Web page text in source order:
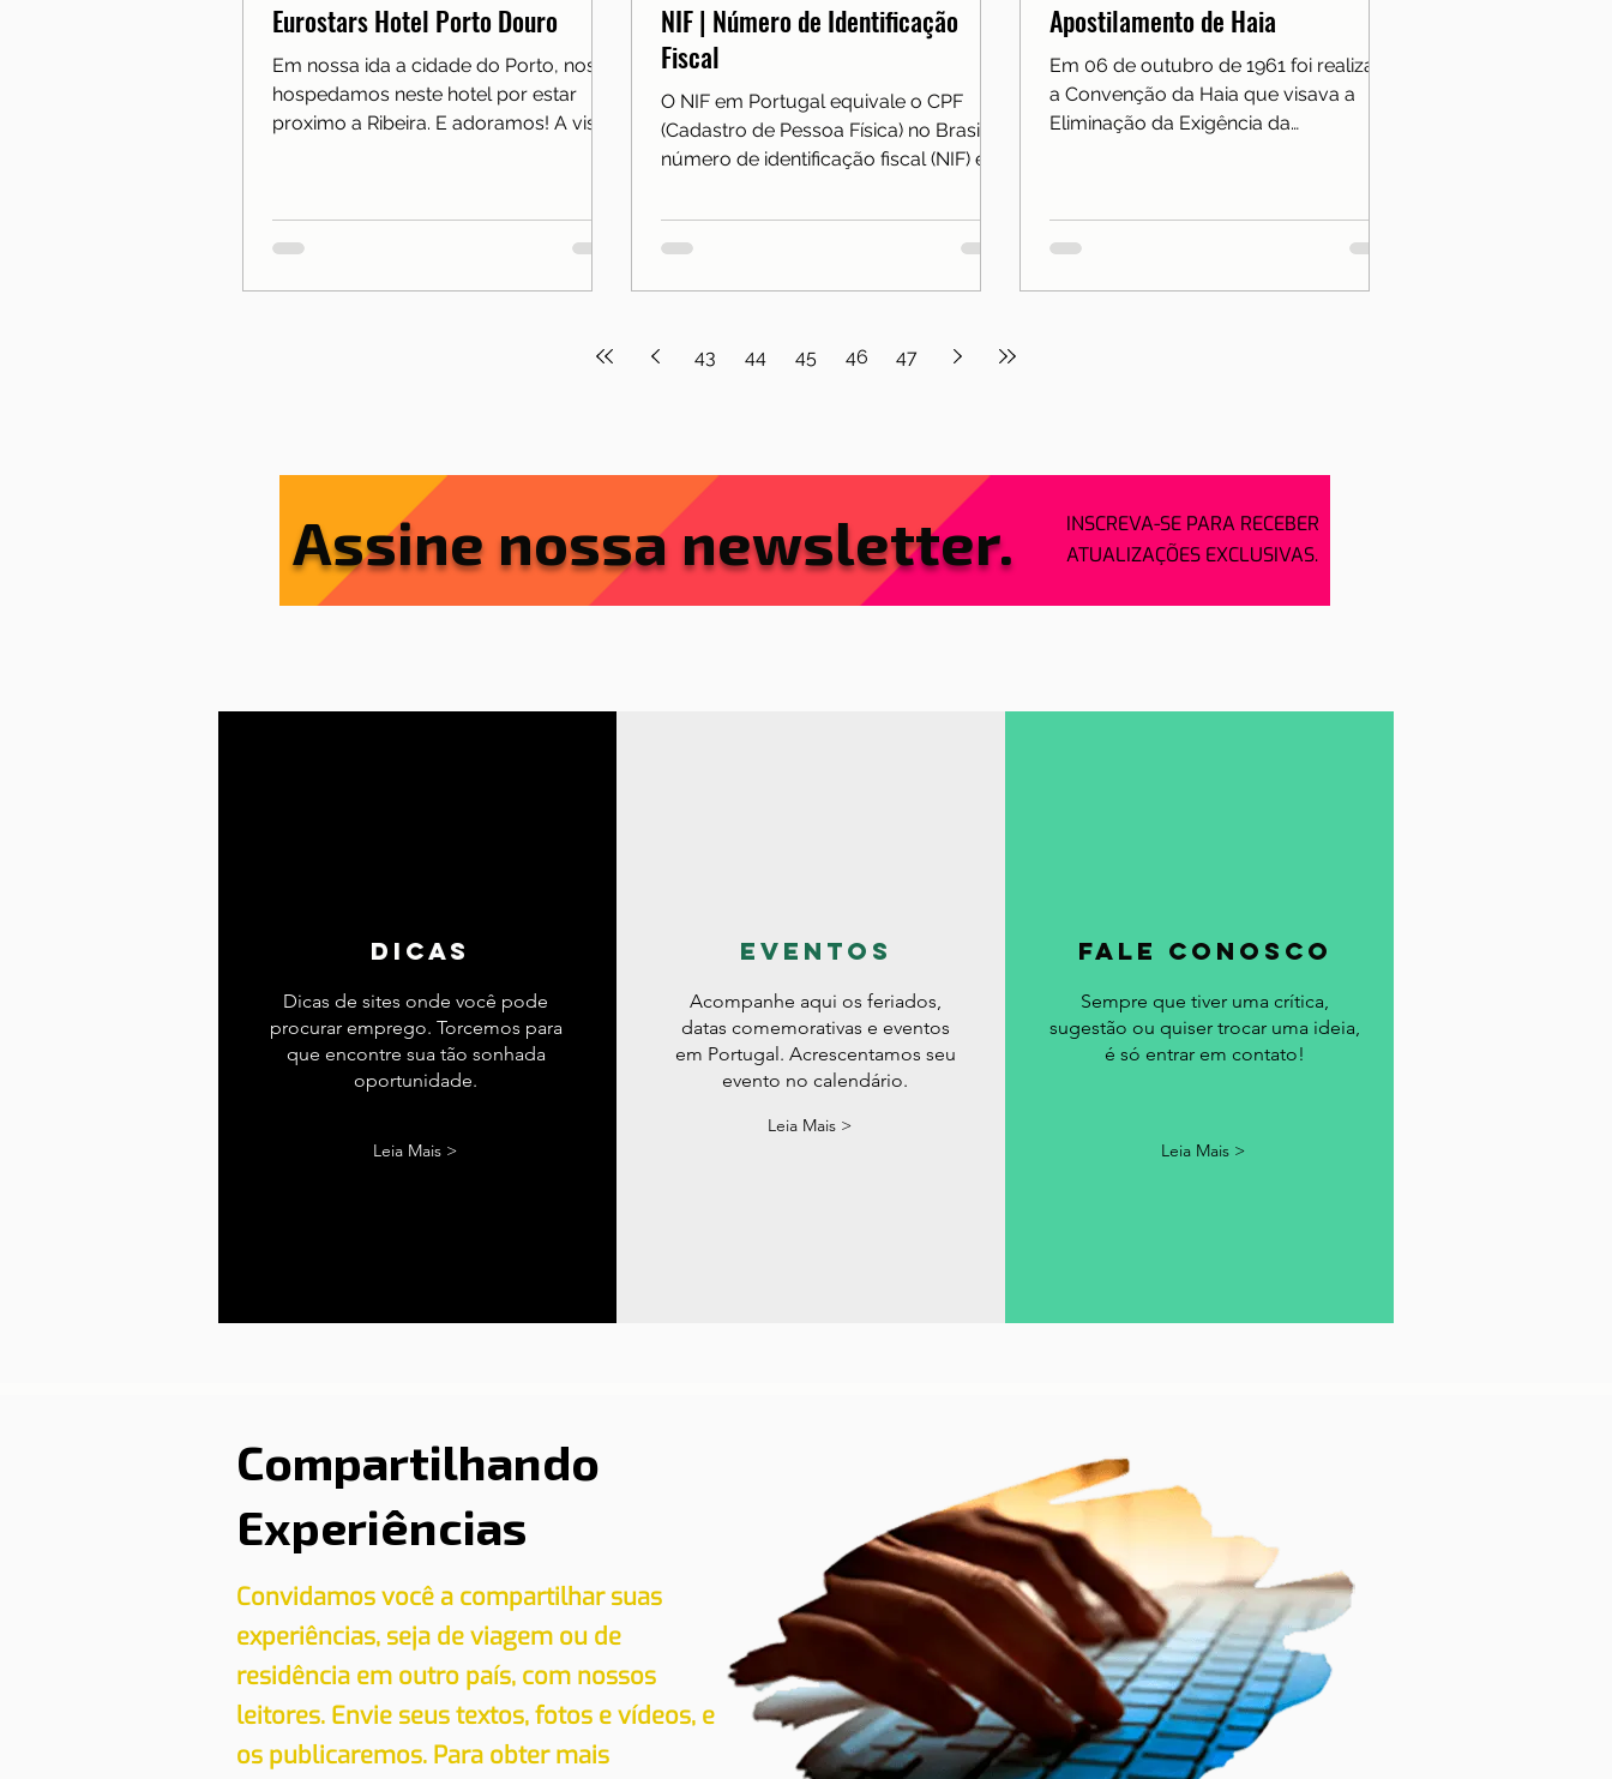
Eurostars Hotel Porto Douro
Em nossa ida a cidade do Porto, nos
hospedamos neste hotel por estar
proximo a Ribeira. E adoramos! A vista
NIF | Número de Identificação
Fiscal
O NIF em Portugal equivale o CPF
(Cadastro de Pessoa Física) no Brasil. O
número de identificação fiscal (NIF) é
Apostilamento de Haia
Em 06 de outubro de 1961 foi realizada
a Convenção da Haia que visava a
Eliminação da Exigência da
43 44 45 46 47
Assine nossa newsletter.
INSCREVA-SE PARA RECEBER
ATUALIZAÇÕES EXCLUSIVAS.
dicas
Dicas de sites onde você pode
procurar emprego. Torcemos para
que encontre sua tão sonhada
oportunidade.
Leia Mais >
eventos
Acompanhe aqui os feriados,
datas comemorativas e eventos
em Portugal. Acrescentamos seu
evento no calendário.
Leia Mais >
fale conosco
Sempre que tiver uma crítica,
sugestão ou quiser trocar uma ideia,
é só entrar em contato!
Leia Mais >
Compartilhando
Experiências
Convidamos você a compartilhar suas
experiências, seja de viagem ou de
residência em outro país, com nossos
leitores. Envie seus textos, fotos e vídeos, e
os publicaremos. Para obter mais